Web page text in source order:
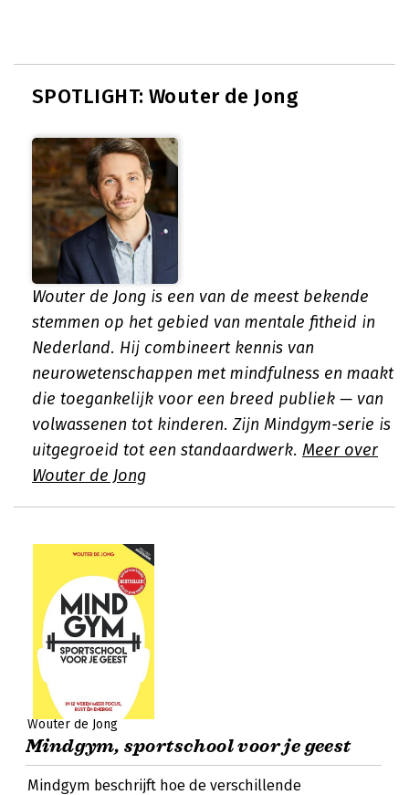
SPOTLIGHT: Wouter de Jong
Wouter de Jong is een van de meest bekende
stemmen op het gebied van mentale fitheid in
Nederland. Hij combineert kennis van
neurowetenschappen met mindfulness en maakt
die toegankelijk voor een breed publiek — van
volwassenen tot kinderen. Zijn Mindgym-serie is
uitgegroeid tot een standaardwerk. Meer over
Wouter de Jong
Wouter de Jong
Mindgym, sportschool voor je geest
Mindgym beschrijft hoe de verschillende